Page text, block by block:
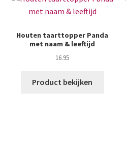
Houten taarttopper Panda
met naam & leeftijd
16.95
Product bekijken